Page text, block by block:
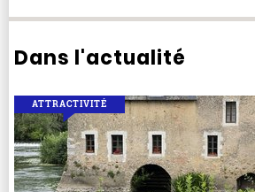
Dans l'actualité
ATTRACTIVITÉ